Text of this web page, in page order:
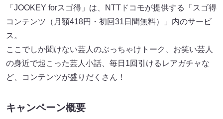
「JOOKEY forスゴ得」は、NTTドコモが提供する「スゴ得
コンテンツ（月額418円・初回31日間無料）」内のサービ
ス。
ここでしか聞けない芸人のぶっちゃけトーク、お笑い芸人
の身近で起こった芸人小話、毎日1回引けるレアガチャな
ど、コンテンツが盛りだくさん！
キャンペーン概要